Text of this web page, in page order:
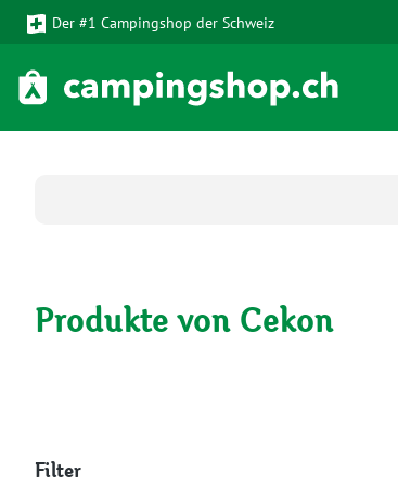
Hauptinhalt springen
Zur Suche springen
Zur Hauptnavigation springen
Der #1 Campingshop der Schweiz
Produkte von Cekon
Filter